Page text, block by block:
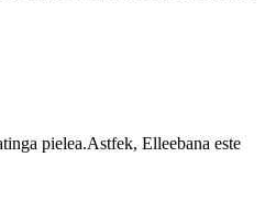
pielea.Astfek, Elleebana este